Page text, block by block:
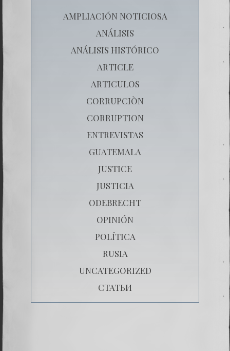
AMPLIACIÓN NOTICIOSA
ANÁLISIS
ANÁLISIS HISTÓRICO
ARTICLE
ARTICULOS
CORRUPCIÒN
CORRUPTION
ENTREVISTAS
GUATEMALA
JUSTICE
JUSTICIA
ODEBRECHT
OPINIÓN
POLÍTICA
RUSIA
UNCATEGORIZED
СТАТЬИ